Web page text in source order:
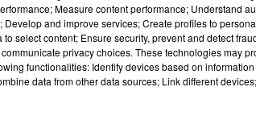
Measure content performance; Understand
and improve services; Create profiles to
select content; Ensure security, prevent and detect
privacy choices. These technologies may
functionalities: Identify devices based on
data from other data sources; Link different